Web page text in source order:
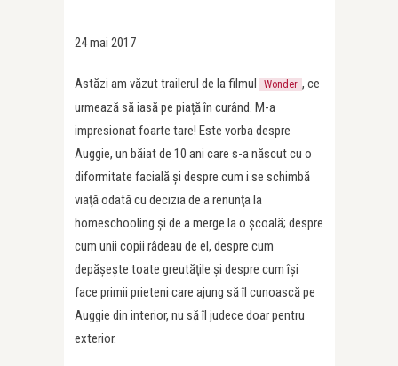
24 mai 2017
Astăzi am văzut trailerul de la filmul Wonder , ce
urmează să iasă pe piață în curând. M-a
impresionat foarte tare! Este vorba despre
Auggie, un băiat de 10 ani care s-a născut cu o
diformitate facială şi despre cum i se schimbă
viaţă odată cu decizia de a renunţa la
homeschooling şi de a merge la o şcoală; despre
cum unii copii râdeau de el, despre cum
depăşeşte toate greutăţile şi despre cum îşi
face primii prieteni care ajung să îl cunoască pe
Auggie din interior, nu să îl judece doar pentru
exterior.